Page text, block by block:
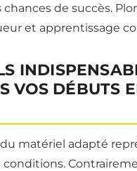
de succès.
et apprentissage
VOS DÉBUTS
matériel adapté